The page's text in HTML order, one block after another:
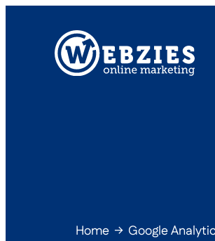
Home → Google